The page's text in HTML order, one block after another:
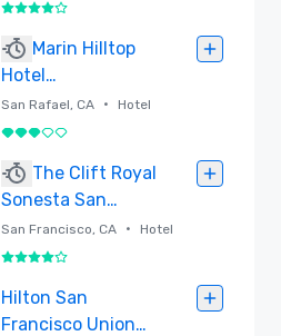
4 von 5
Marin Hilltop
Hotel
(RENOVATION
UNDERWAY)
San Rafael, CA • Hotel
3 von 5
The Clift Royal
Sonesta San
Francisco
San Francisco, CA • Hotel
4 von 5
Hilton San
Francisco Union